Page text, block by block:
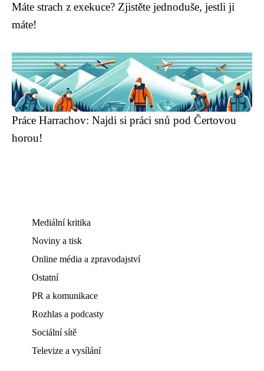
Máte strach z exekuce? Zjistěte jednoduše, jestli ji
máte!
Práce Harrachov: Najdi si práci snů pod Čertovou
horou!
Mediální kritika
Noviny a tisk
Online média a zpravodajství
Ostatní
PR a komunikace
Rozhlas a podcasty
Sociální sítě
Televize a vysílání